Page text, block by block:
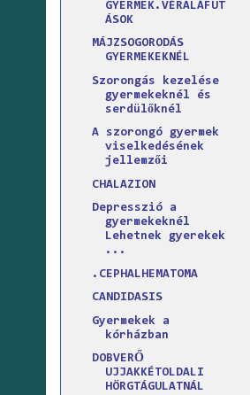
GYERMEK.VÉRALÁFUT
ÁSOK
MÁJZSOGORODÁS
GYERMEKEKNÉL
Szorongás kezelése
gyermekeknél és
serdülőknél
A szorongó gyermek
viselkedésének
jellemzői
CHALAZION
Depresszió a
gyermekeknél
Lehetnek gyerekek
...
.CEPHALHEMATOMA
CANDIDASIS
Gyermekek a
kórházban
DOBVERŐ
UJJAKKÉTOLDALI
HÖRGTÁGULATNÁL